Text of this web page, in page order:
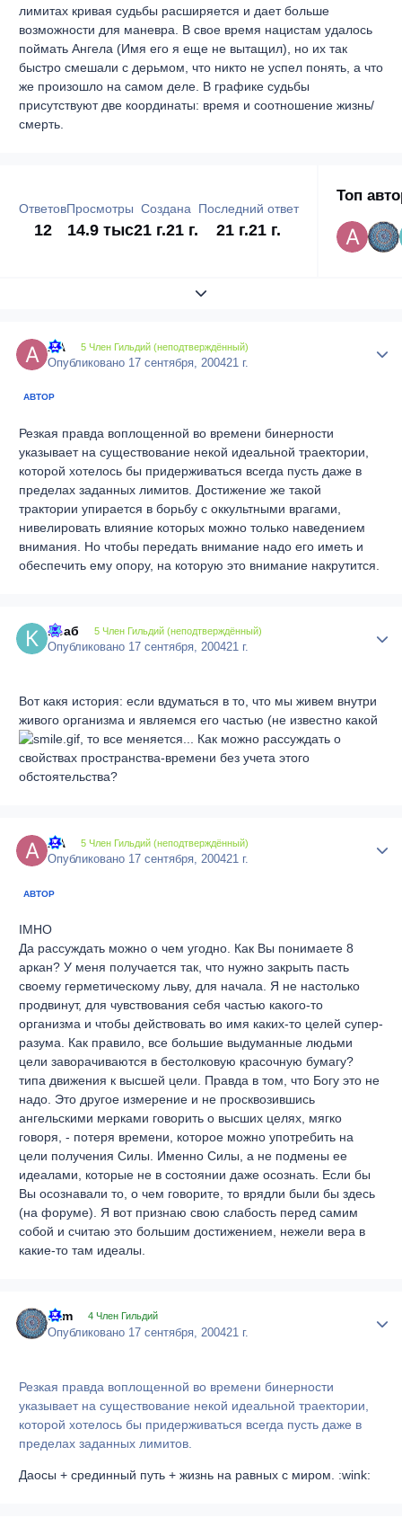
лимитах кривая судьбы расширяется и дает больше
возможности для маневра. В свое время нацистам удалось
поймать Ангела (Имя его я еще не вытащил), но их так
быстро смешали с дерьмом, что никто не успел понять, а что
же произошло на самом деле. В графике судьбы
присутствуют две координаты: время и соотношение жизнь/
смерть.
Ответов
12
Просмотры
14.9 тыс
Создана
21 г.21 г.
Последний ответ
21 г.21 г.
Топ
Развернуть обзор темы
AA 5 Член Гильдий (неподтверждённый)
Опубликовано 17 сентября, 200421 г.
АВТОР
Резкая правда воплощенной во времени бинерности
указывает на существование некой идеальной траектории,
которой хотелось бы придерживаться всегда пусть даже в
пределах заданных лимитов. Достижение же такой
трактории упирается в борьбу с оккультными врагами,
нивелировать влияние которых можно только наведением
внимания. Но чтобы передать внимание надо его иметь и
обеспечить ему опору, на которую это внимание накрутится.
Краб 5 Член Гильдий (неподтверждённый)
Опубликовано 17 сентября, 200421 г.
Вот какя история: если вдуматься в то, что мы живем внутри
живого организма и являемся его частью (не известно какой
, то все меняется... Как можно рассуждать о
свойствах пространства-времени без учета этого
обстоятельства?
AA 5 Член Гильдий (неподтверждённый)
Опубликовано 17 сентября, 200421 г.
АВТОР
IMHO
Да рассуждать можно о чем угодно. Как Вы понимаете 8
аркан? У меня получается так, что нужно закрыть пасть
своему герметическому льву, для начала. Я не настолько
продвинут, для чувствования себя частью какого-то
организма и чтобы действовать во имя каких-то целей супер-
разума. Как правило, все большие выдуманные людьми
цели заворачиваются в бестолковую красочную бумагу?
типа движения к высшей цели. Правда в том, что Богу это не
надо. Это другое измерение и не просквозившись
ангельскими мерками говорить о высших целях, мягко
говоря, - потеря времени, которое можно употребить на
цели получения Силы. Именно Силы, а не подмены ее
идеалами, которые не в состоянии даже осознать. Если бы
Вы осознавали то, о чем говорите, то врядли были бы здесь
(на форуме). Я вот признаю свою слабость перед самим
собой и считаю это большим достижением, нежели вера в
какие-то там идеалы.
sam 4 Член Гильдий
Опубликовано 17 сентября, 200421 г.
Резкая правда воплощенной во времени бинерности
указывает на существование некой идеальной траектории,
которой хотелось бы придерживаться всегда пусть даже в
пределах заданных лимитов.
Даосы + срединный путь + жизнь на равных с миром. :wink: